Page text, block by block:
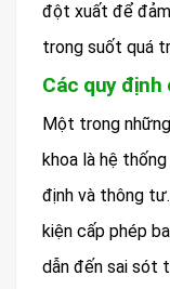
đột xuất để
trong suốt quá
Các quy định
Một trong
khoa là hệ
định và thông
kiện cấp phép
dẫn đến sai sót